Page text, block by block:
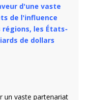
d'une vaste
de l'influence
régions, les États-
de dollars
un vaste partenariat